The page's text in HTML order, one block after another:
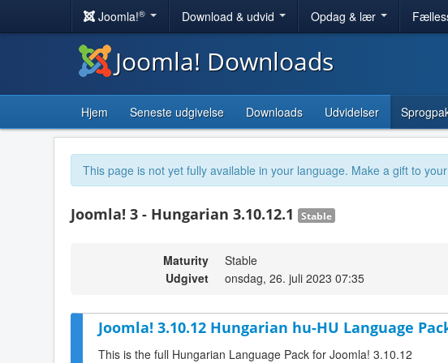
Joomla!® Download & udvid Opdag & lær
Joomla! Downloads
Hjem Seneste udgivelse Downloads Udvidelser
This page is not yet fully available in your language. Make a gift to
Joomla! 3 - Hungarian 3.10.12.1 Stable
Maturity
Stable
Udgivet
onsdag, 26. juli 2023 07:35
Joomla! 3.10.12 Hungarian hu-HU Language
This is the full Hungarian Language Pack for Joomla! 3.10.12